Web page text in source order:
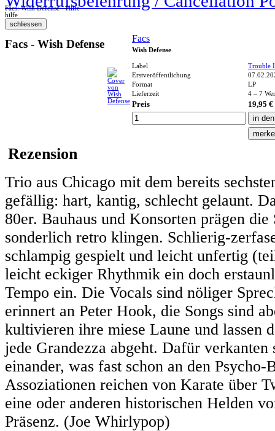
Facs: Wish Defense - Hilfe
hilfe
Facs - Wish Defense Facs
Wish Defense
Label
Trouble
Erstveröffentlichung
Format
LP
Lieferzeit
4 – 7
Preis 19,95 €
Rezension
Trio aus Chicago mit dem bereits
gefällig: hart, kantig, schlecht gelaunt.
80er. Bauhaus und Konsorten prägen
sonderlich retro klingen. Schlierig-
schlampig gespielt und leicht unfertig
leicht eckiger Rhythmik ein doch
Tempo ein. Die Vocals sind nöliger
erinnert an Peter Hook, die Songs sind
kultivieren ihre miese Laune und lassen
jede Grandezza abgeht. Dafür
einander, was fast schon an den
Assoziationen reichen von Karate über
eine oder anderen historischen Helden
Präsenz. (Joe Whirlypop)